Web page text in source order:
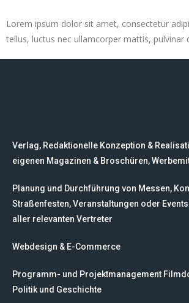
Lorem ipsum dolor sit amet, consectetur
tellus, luctus nec ullamcorper mattis, pulvinar
Verlag, Redaktionelle Konzeption &
eigenen Magazinen & Broschüren,
Planung und Durchführung von Messen,
Straßenfesten, Veranstaltungen oder
aller relevanten Vertreter
Webdesign & E-Commerce
Programm- und Projektmanagement
Politik und Geschichte